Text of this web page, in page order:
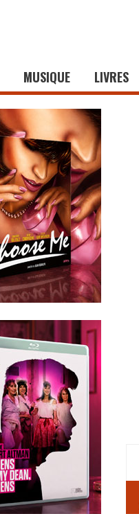
MUSIQUE LIVRES